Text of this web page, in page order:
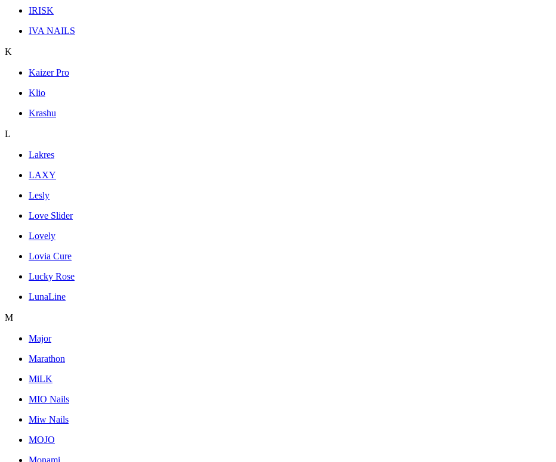
IRISK
IVA NAILS
K
Kaizer Pro
Klio
Krashu
L
Lakres
LAXY
Lesly
Love Slider
Lovely
Lovia Cure
Lucky Rose
LunaLine
M
Major
Marathon
MiLK
MIO Nails
Miw Nails
MOJO
Monami